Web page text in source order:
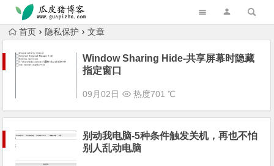
跳转到主内容
首页 隐私保护 文章
Window Sharing Hide-共享屏幕时隐藏
指定窗口
09月02日 热度701 ℃
别动我电脑-5种条件触发关机，再也不怕
别人乱动电脑